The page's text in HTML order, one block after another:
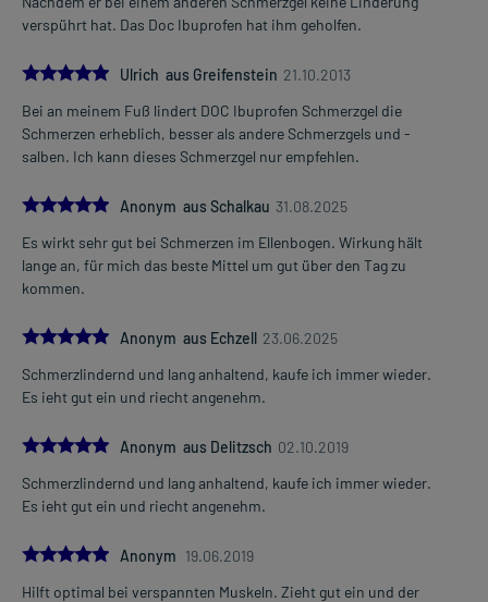
verspührt hat. Das Doc Ibuprofen hat ihm geholfen.
5.0
Ulrich aus Greifenstein 21.10.2013
Bei an meinem Fuß lindert DOC Ibuprofen Schmerzgel die
Schmerzen erheblich, besser als andere Schmerzgels und -
salben. Ich kann dieses Schmerzgel nur empfehlen.
5.0Anonym aus Schalkau 31.08.2025
Es wirkt sehr gut bei Schmerzen im Ellenbogen. Wirkung hält
lange an, für mich das beste Mittel um gut über den Tag zu
kommen.
5.0Anonym aus Echzell 23.06.2025
Schmerzlindernd und lang anhaltend, kaufe ich immer wieder.
Es ieht gut ein und riecht angenehm.
5.0Anonym aus Delitzsch 02.10.2019
Schmerzlindernd und lang anhaltend, kaufe ich immer wieder.
Es ieht gut ein und riecht angenehm.
5.0Anonym 19.06.2019
Hilft optimal bei verspannten Muskeln. Zieht gut ein und der